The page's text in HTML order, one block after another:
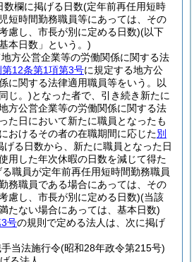
数欄に掲げる日数(定年前再任用短時
短時間勤務職員等にあっては、その
慮し、市長が別に定める日数)(以下
本日数」という。)
方公営企業等の労働関係に関する法
第12条第1項第3号に規定する地方公
に関する法律適用職員等をいう。以
じ。)となった者で、引き続き新たに
方公営企業等の労働関係に関する法
た日において新たに職員となったも
おけるその者の在職期間に応じた別
げる日数から、新たに職員となった日
用した年次休暇の日数を減じて得た
職員が定年前再任用短時間勤務職員
務職員である場合にあっては、その
慮し、市長が別に定める日数)(当該
たない場合にあっては、基本日数)
号の規則で定める法人は、次に掲げ
当法施行令(昭和28年政令第215号)